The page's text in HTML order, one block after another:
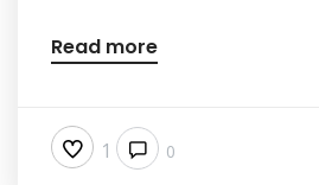
Read more
1 0